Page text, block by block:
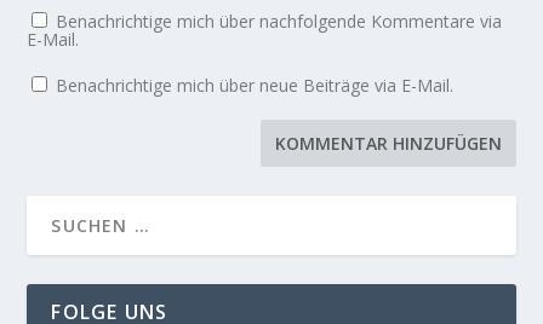
Benachrichtige mich über nachfolgende Kommentare via
E-Mail.
Benachrichtige mich über neue Beiträge via E-Mail.
FOLGE UNS